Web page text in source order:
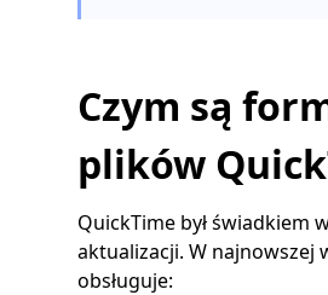
Czym są
plików
QuickTime był świadkiem
aktualizacji. W najnowszej
obsługuje: